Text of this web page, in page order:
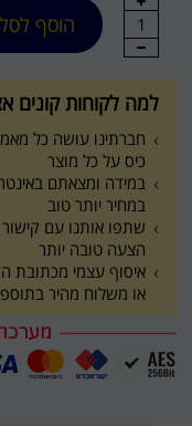
1 הוסף לסל
למה לקוחות קונים
חברתינו עושה כל
כיס על כל מוצר
במידה ומצאתם
במחיר יותר טוב
שתפו אותנו עם
הצעה טובה יותר
או משלוח מהיר